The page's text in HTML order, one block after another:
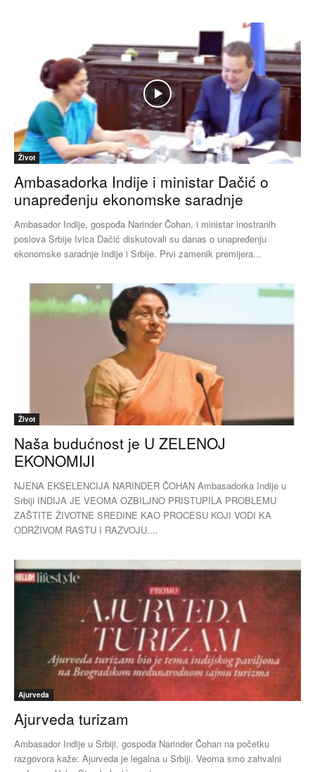
Život
Ambasadorka Indije i ministar Dačić o
unapređenju ekonomske saradnje
Ambasador Indije, gospođa Narinder Čohan, i ministar inostranih
poslova Srbije Ivica Dačić diskutovali su danas o unapređenju
ekonomske saradnje Indije i Srbije. Prvi zamenik premijera...
Život
Naša budućnost je U ZELENOJ
EKONOMIJI
NJENA EKSELENCIJA NARINDER ČOHAN Ambasadorka Indije u
Srbiji INDIJA JE VEOMA OZBILJNO PRISTUPILA PROBLEMU
ZAŠTITE ŽIVOTNE SREDINE KAO PROCESU KOJI VODI KA
ODRŽIVOM RASTU I RAZVOJU....
Ajurveda
Ajurveda turizam
Ambasador Indije u Srbiji, gospođa Narinder Čohan na početku
razgovora kaže: Ajurveda je legalna u Srbiji. Veoma smo zahvalni